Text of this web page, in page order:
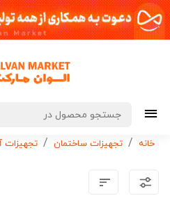
خانه تجهیزات ساختمان تجهیزات آشپزخانه و بهداشتی ساختمان